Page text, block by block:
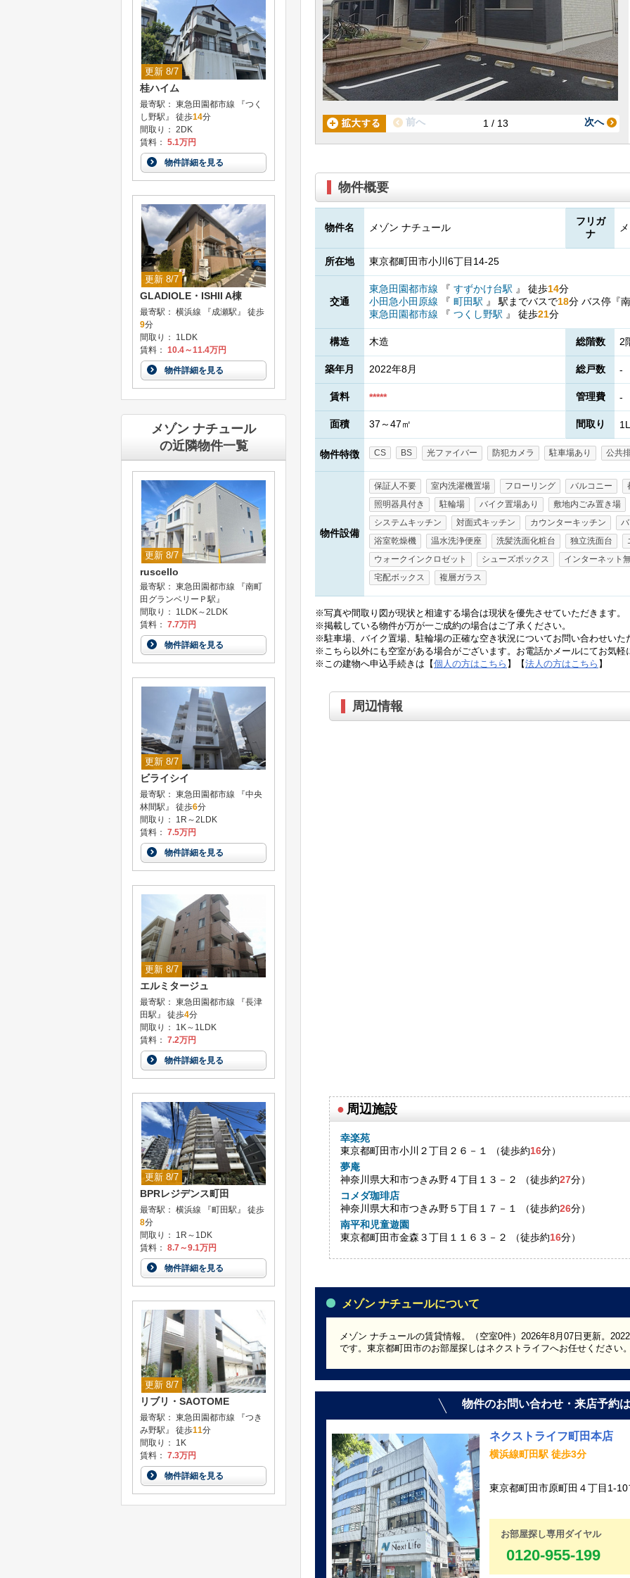
1 / 13
前へ 次へ
物件概要
物件名 メゾン ナチュール
フリガ
ナ
所在地 東京都町田市小川6丁目14-25
交通
東急田園都市線 『 すずかけ台駅 』 徒歩14分
小田急小田原線
『 町田駅 』駅までバスで18分 バス停『
東急田園都市線
『 つくし野駅 』 徒歩21分
構造 木造 総階数
築年月 2022年8月 総戸数 -
賃料 ***** 管理費 -
面積 37～47㎡ 間取り
物件特徴 CS BS 光ファイバー 防犯カメラ 駐車場あり 公共
物件設備
保証人不要 室内洗濯機置場 フローリング バルコニー
照明器具付き
駐輪場 バイク置場あり
敷地内ごみ置き場
システムキッチン
対面式キッチン カウンターキッチン
浴室乾燥機
温水洗浄便座 洗髪洗面化粧台 独立洗面台
ウォークインクロゼット
シューズボックス
インターネット
宅配ボックス
複層ガラス
※写真や間取り図が現状と相違する場合は現状を優先させていただきます。
※掲載している物件が万が一ご成約の場合はご了承ください。
※駐車場、バイク置場、駐輪場の正確な空き状況についてお問い合わせいた
※こちら以外にも空室がある場合がございます。お電話かメールにてお気軽
※この建物へ申込手続きは【個人の方はこちら 】【法人の方はこちら 】
周辺情報
● 周辺施設
幸楽苑
東京都町田市小川２丁目２６－１ （徒歩約16分）
夢庵
神奈川県大和市つきみ野４丁目１３－２ （徒歩約27分）
コメダ珈琲店
神奈川県大和市つきみ野５丁目１７－１ （徒歩約26分）
南平和児童遊園
東京都町田市金森３丁目１１６３－２ （徒歩約16分）
メゾン ナチュールについて
メゾン ナチュールの賃貸情報。（空室0件）2026年8月07日更新。
です。東京都町田市のお部屋探しはネクストライフへお任せください
物件のお問い合わせ・来店予約
ネクストライフ町田本店
横浜線町田駅 徒歩3分
東京都町田市原町田４丁目1-
お部屋探し専用ダイヤル
0120-955-199
更新 8/7
桂ハイム
最寄駅： 東急田園都市線 『つく
し野駅』 徒歩14分
間取り： 2DK
賃料： 5.1万円
物件詳細を見る
更新 8/7
GLADIOLE・ISHII A棟
最寄駅： 横浜線 『成瀬駅』 徒歩
9分
間取り： 1LDK
賃料： 10.4～11.4万円
物件詳細を見る
メゾン ナチュール
の近隣物件一覧
更新 8/7
ruscello
最寄駅： 東急田園都市線 『南町
田グランベリーＰ駅』
間取り： 1LDK～2LDK
賃料： 7.7万円
物件詳細を見る
更新 8/7
ビライシイ
最寄駅： 東急田園都市線 『中央
林間駅』 徒歩6分
間取り： 1R～2LDK
賃料： 7.5万円
物件詳細を見る
更新 8/7
エルミタージュ
最寄駅： 東急田園都市線 『長津
田駅』 徒歩4分
間取り： 1K～1LDK
賃料： 7.2万円
物件詳細を見る
更新 8/7
BPRレジデンス町田
最寄駅： 横浜線 『町田駅』 徒歩
8分
間取り： 1R～1DK
賃料： 8.7～9.1万円
物件詳細を見る
更新 8/7
リブリ・SAOTOME
最寄駅： 東急田園都市線 『つき
み野駅』 徒歩11分
間取り： 1K
賃料： 7.3万円
物件詳細を見る